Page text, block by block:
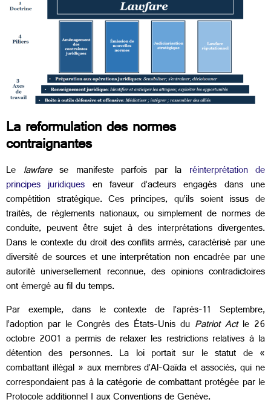
La reformulation des normes
contraignantes
Le lawfarese manifeste parfois par la réinterprétation de
principes juridiques en faveur d’acteurs engagés dans une
compétition stratégique. Ces principes, qu’ils soient issus de
traités, de règlements nationaux, ou simplement de normes de
conduite, peuvent être sujet à des interprétations divergentes.
Dans le contexte du droit des conflits armés, caractérisé par une
diversité de sources et une interprétation non encadrée par une
autorité universellement reconnue, des opinions contradictoires
ont émergé au fil du temps.
Par exemple, dans le contexte de l’après-11 Septembre,
l’adoption par le Congrès des États-Unis du Patriot Actle 26
octobre 2001 a permis de relaxer les restrictions relatives à la
détention des personnes. La loi portait sur le statut de «
combattant illégal » aux membres d’Al-Qaïda et associés, qui ne
correspondaient pas à la catégorie de combattant protégée par le
Protocole additionnel I aux Conventions de Genève.